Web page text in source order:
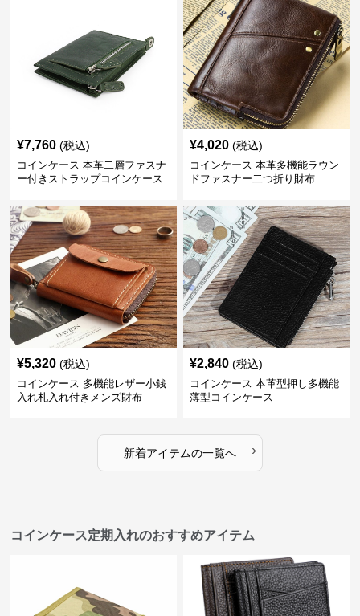
¥7,760 (税込)
コインケース 本革二層ファスナ
ー付きストラップコインケース
¥4,020 (税込)
コインケース 本革多機能ラウン
ドファスナー二つ折り財布
¥5,320 (税込)
コインケース 多機能レザー小銭
入れ札入れ付きメンズ財布
¥2,840 (税込)
コインケース 本革型押し多機能
薄型コインケース
新着アイテムの一覧へ ›
コインケース定期入れのおすすめアイテム